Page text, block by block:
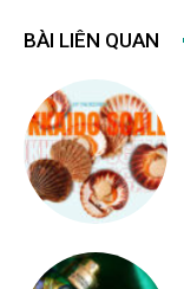
BÀI LIÊN QUAN